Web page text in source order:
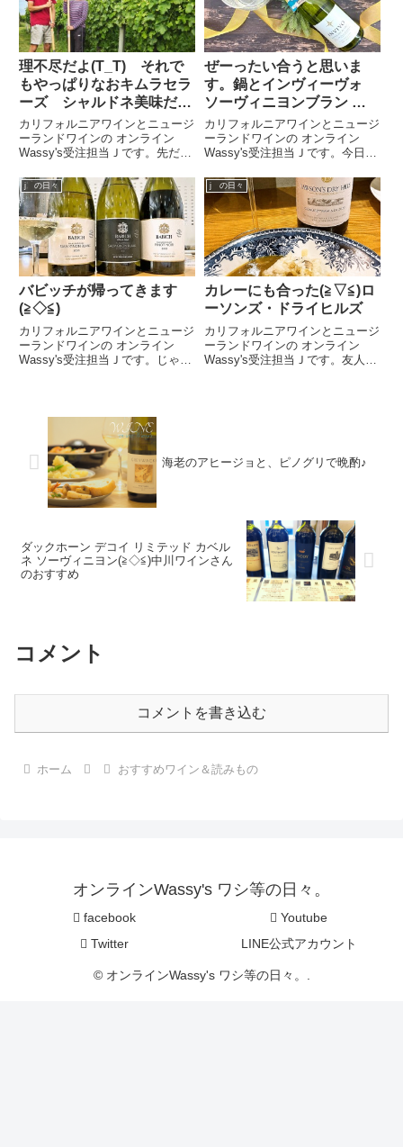
ヨン...
理不尽だよ(T_T) それで
もやっぱりなおキムラセラ
ーズ シャルドネ美味だか
ら応援します！！
カリフォルニアワインとニュージ
ーランドワインの オンライン
Wassy's受注担当Ｊです。先だっ
佐藤がキムラセラーズの木村さん
にお目にかかる機会がありお話と
いろいろと試飲をさせていただき
ました。木村さん、相変わら...
ぜーったい合うと思いま
す。鍋とインヴィーヴォ
ソーヴィニヨンブラン マ
ールボロ(≧▽≦)
カリフォルニアワインとニュージ
ーランドワインの オンライン
Wassy's受注担当Ｊです。今日の
ニヨンブラン マールボロ2024つ
いこのあいだ2023ヴィンテージ
が終わったと思ったら、もう
2024年ヴィンテージで...
j の日々
バビッチが帰ってきます
(≧◇≦)
カリフォルニアワインとニュージ
ーランドワインの オンライン
Wassy's受注担当Ｊです。じゃじ
ンドで最も長い歴史をもつ家族経
営ワイナリーのひとつです。...
j の日々
カレーにも合った(≧▽≦)ロ
ーソンズ・ドライヒルズ
カリフォルニアワインとニュージ
ーランドワインの オンライン
Wassy's受注担当Ｊです。友人と
海老のアヒージョと、ピノグリで晩酌♪
ダックホーン デコイ リミテッド カベル
ネ ソーヴィニヨン(≧◇≦)中川ワインさん
のおすすめ
コメント
コメントを書き込む
ホーム おすすめワイン＆読みもの
オンラインWassy's ワシ等の日々。
facebook
Youtube
Twitter
LINE公式アカウント
© オンラインWassy's ワシ等の日々。.